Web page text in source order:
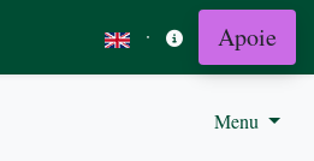
· Apoie
Menu